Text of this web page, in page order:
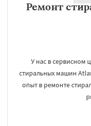
Ремонт
У нас в сервисном
стиральных машин
опыт в ремонте